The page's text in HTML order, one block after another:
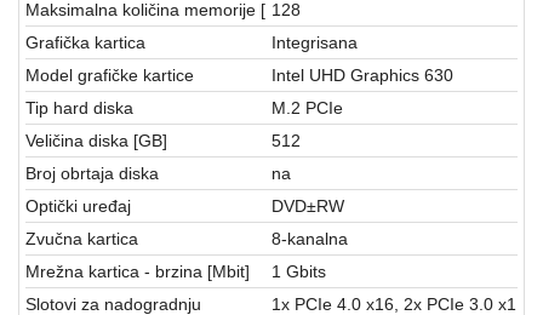
Maksimalna količina memorije [ 128
Grafička kartica
Integrisana
Model grafičke kartice
Intel UHD Graphics 630
Tip hard diska
M.2 PCIe
Veličina diska [GB]
512
Broj obrtaja diska
na
Optički uređaj
DVD±RW
Zvučna kartica
8-kanalna
Mrežna kartica - brzina [Mbit]
1 Gbits
Slotovi za nadogradnju
1x PCIe 4.0 x16, 2x PCIe 3.0 x1